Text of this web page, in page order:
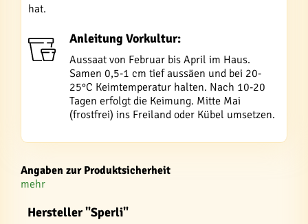
hat.
Anleitung Vorkultur:
Aussaat von Februar bis April im Haus.
Samen 0,5-1 cm tief aussäen und bei 20-
25°C Keimtemperatur halten. Nach 10-20
Tagen erfolgt die Keimung. Mitte Mai
(frostfrei) ins Freiland oder Kübel umsetzen.
Angaben zur Produktsicherheit
mehr
Hersteller "Sperli"